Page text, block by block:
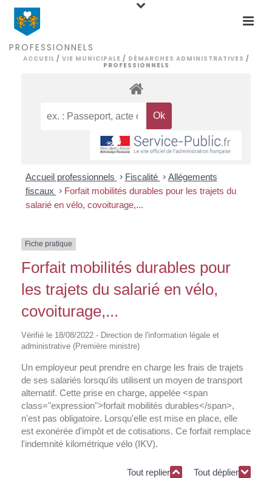
PROFESSIONNELS
ACCUEIL / VIE MUNICIPALE / DÉMARCHES ADMINISTRATIVES /
PROFESSIONNELS
Accueil professionnels > Fiscalité > Allégements
fiscaux > Forfait mobilités durables pour les trajets du
salarié en vélo, covoiturage,...
Fiche pratique
Forfait mobilités durables pour
les trajets du salarié en vélo,
covoiturage,...
Vérifié le 18/08/2022 - Direction de l'information légale et
administrative (Première ministre)
Un employeur peut prendre en charge les frais de trajets
de ses salariés lorsqu'ils utilisent un moyen de transport
alternatif. Cette prise en charge, appelée <span
class="expression">forfait mobilités durables</span>,
n'est pas obligatoire. Lorsqu'elle est mise en place, elle
est exonérée d'impôt et de cotisations. Ce forfait remplace
l'indemnité kilométrique vélo (IKV).
Tout replier Tout déplier